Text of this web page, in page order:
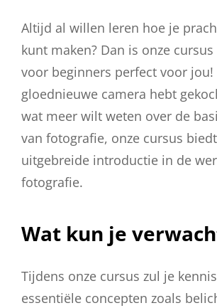
Altijd al willen leren hoe je
kunt maken? Dan is onze
voor beginners perfect voor jou!
gloednieuwe camera hebt
wat meer wilt weten over de
van fotografie, onze cursus
uitgebreide introductie in de
fotografie.
Wat kun je
Tijdens onze cursus zul je
essentiële concepten zoals